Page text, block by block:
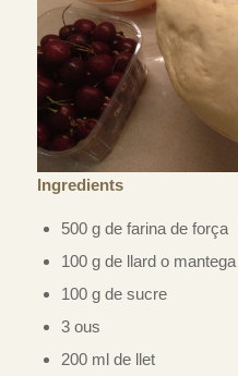
Ingredients
500 g de farina de força
100 g de llard o mantega
100 g de sucre
3 ous
200 ml de llet